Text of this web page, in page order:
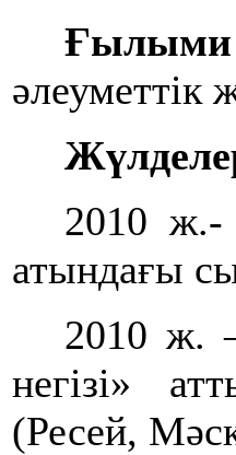
Ғылыми
әлеуметтік
2010 ж.-
атындағы
2010 ж.
негізі»
(Ресей,